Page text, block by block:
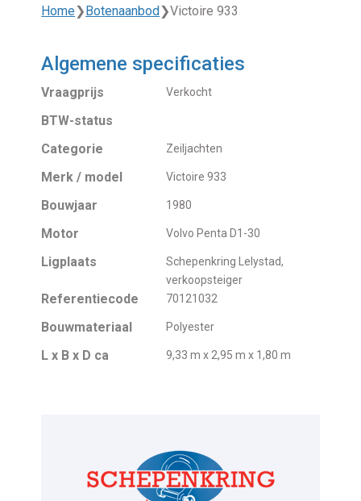
Home❯Botenaanbod❯Victoire 933
Algemene specificaties
Vraagprijs Verkocht
BTW-status
Categorie
Zeiljachten
Merk / model Victoire 933
Bouwjaar 1980
Motor Volvo Penta D1-30
Ligplaats
Schepenkring Lelystad,
verkoopsteiger
Referentiecode 70121032
Bouwmateriaal Polyester
L x B x D ca 9,33 m x 2,95 m x 1,80 m